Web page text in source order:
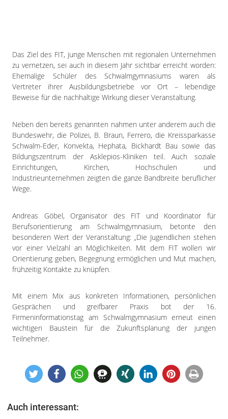
Das Ziel des FIT, junge Menschen mit regionalen Unternehmen
zu vernetzen, sei auch in diesem Jahr sichtbar erreicht worden:
Ehemalige Schüler des Schwalmgymnasiums waren als
Vertreter ihrer Ausbildungsbetriebe vor Ort – lebendige
Beweise für die nachhaltige Wirkung dieser Veranstaltung.
Neben den bereits genannten nahmen unter anderem auch die
Bundeswehr, die Polizei, B. Braun, Ferrero, die Kreissparkasse
Schwalm-Eder, Konvekta, Hephata, Bickhardt Bau sowie das
Bildungszentrum der Asklepios-Kliniken teil. Auch soziale
Einrichtungen, Kirchen, Hochschulen und
Industrieunternehmen zeigten die ganze Bandbreite beruflicher
Wege.
Andreas Göbel, Organisator des FIT und Koordinator für
Berufsorientierung am Schwalmgymnasium, betonte den
besonderen Wert der Veranstaltung: „Die Jugendlichen stehen
vor einer Vielzahl an Möglichkeiten. Mit dem FIT wollen wir
Orientierung geben, Begegnung ermöglichen und Mut machen,
frühzeitig Kontakte zu knüpfen.
Mit einem Mix aus konkreten Informationen, persönlichen
Gesprächen und greifbarer Praxis bot der 16.
Firmeninformationstag am Schwalmgymnasium erneut einen
wichtigen Baustein für die Zukunftsplanung der jungen
Teilnehmer.
Auch interessant: